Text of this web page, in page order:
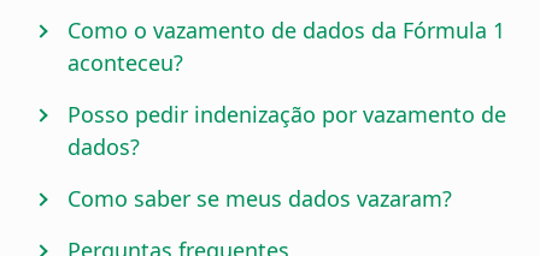
Como o vazamento de dados da Fórmula 1
aconteceu?
Posso pedir indenização por vazamento de
dados?
Como saber se meus dados vazaram?